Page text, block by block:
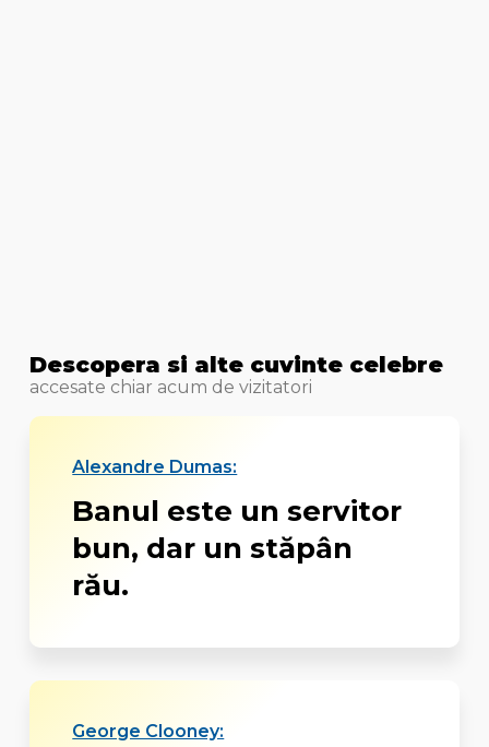
Descopera si alte cuvinte celebre
accesate chiar acum de vizitatori
Alexandre Dumas:
Banul este un servitor
bun, dar un stăpân
rău.
George Clooney: